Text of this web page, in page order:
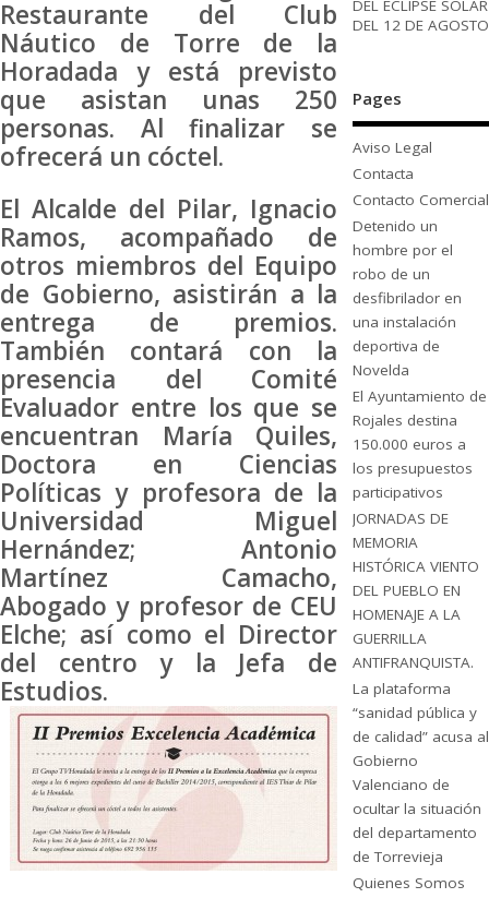
Restaurante del Club
Náutico de Torre de la
Horadada y está previsto
que asistan unas 250
personas. Al finalizar se
ofrecerá un cóctel.
El Alcalde del Pilar, Ignacio
Ramos, acompañado de
otros miembros del Equipo
de Gobierno, asistirán a la
entrega de premios.
También contará con la
presencia del Comité
Evaluador entre los que se
encuentran María Quiles,
Doctora en Ciencias
Políticas y profesora de la
Universidad Miguel
Hernández; Antonio
Martínez Camacho,
Abogado y profesor de CEU
Elche; así como el Director
del centro y la Jefa de
Estudios.
DEL ECLIPSE SOLAR
DEL 12 DE AGOSTO
Pages
Aviso Legal
Contacta
Contacto Comercial
Detenido un
hombre por el
robo de un
desfibrilador en
una instalación
deportiva de
Novelda
El Ayuntamiento de
Rojales destina
150.000 euros a
los presupuestos
participativos
JORNADAS DE
MEMORIA
HISTÓRICA VIENTO
DEL PUEBLO EN
HOMENAJE A LA
GUERRILLA
ANTIFRANQUISTA.
La plataforma
“sanidad pública y
de calidad” acusa al
Gobierno
Valenciano de
ocultar la situación
del departamento
de Torrevieja
Quienes Somos